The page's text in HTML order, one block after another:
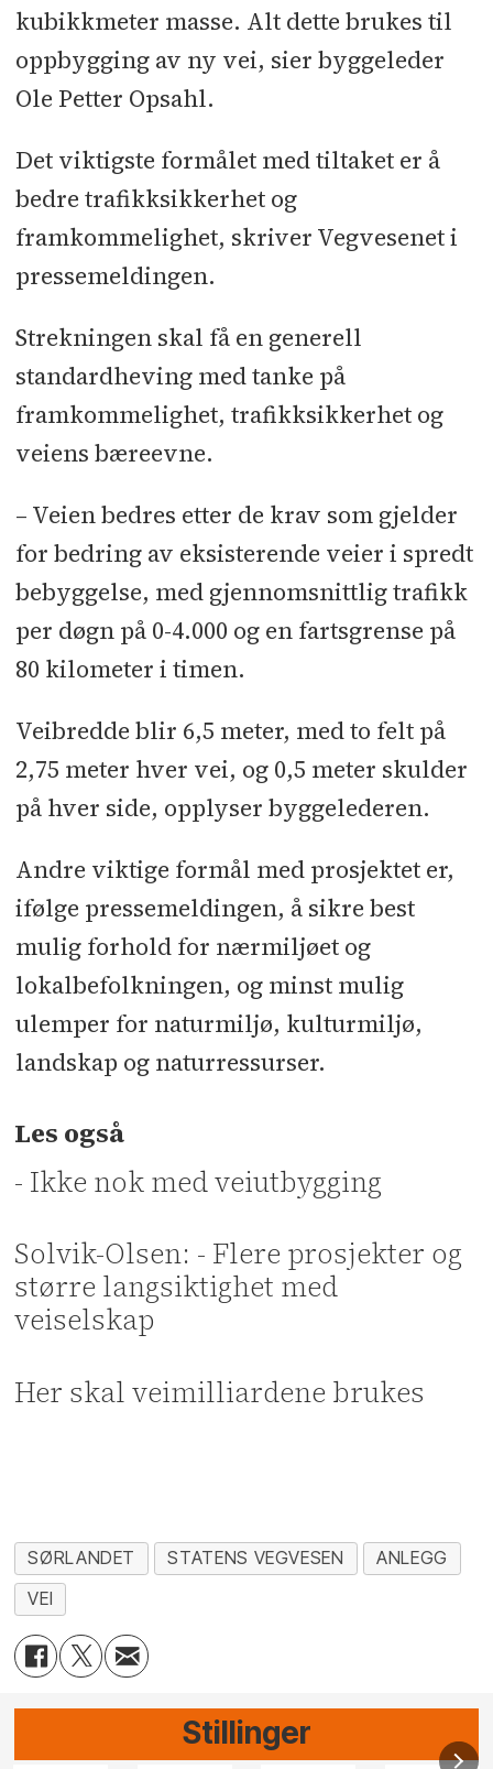
kubikkmeter masse. Alt dette brukes til
oppbygging av ny vei, sier byggeleder
Ole Petter Opsahl.
Det viktigste formålet med tiltaket er å
bedre trafikksikkerhet og
framkommelighet, skriver Vegvesenet i
pressemeldingen.
Strekningen skal få en generell
standardheving med tanke på
framkommelighet, trafikksikkerhet og
veiens bæreevne.
– Veien bedres etter de krav som gjelder
for bedring av eksisterende veier i spredt
bebyggelse, med gjennomsnittlig trafikk
per døgn på 0-4.000 og en fartsgrense på
80 kilometer i timen.
Veibredde blir 6,5 meter, med to felt på
2,75 meter hver vei, og 0,5 meter skulder
på hver side, opplyser byggelederen.
Andre viktige formål med prosjektet er,
ifølge pressemeldingen, å sikre best
mulig forhold for nærmiljøet og
lokalbefolkningen, og minst mulig
ulemper for naturmiljø, kulturmiljø,
landskap og naturressurser.
Les også
- Ikke nok med veiutbygging
Solvik-Olsen: - Flere prosjekter og
større langsiktighet med
veiselskap
Her skal veimilliardene brukes
SØRLANDET STATENS VEGVESEN
ANLEGG
VEI
Stillinger